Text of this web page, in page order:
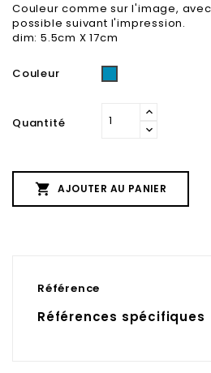
Couleur comme sur l'image,
possible suivant l'impression.
dim: 5.5cm X 17cm
Couleur
Quantité
 AJOUTER AU PANIER
Référence
Références spécifiques